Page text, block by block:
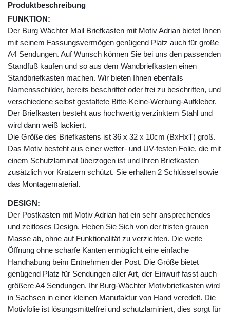
Produktbeschreibung
FUNKTION:
Der Burg Wächter Mail Briefkasten mit Motiv Adrian bietet Ihnen
mit seinem Fassungsvermögen genügend Platz auch für große
A4 Sendungen. Auf Wunsch können Sie bei uns den passenden
Standfuß kaufen und so aus dem Wandbriefkasten einen
Standbriefkasten machen. Wir bieten Ihnen ebenfalls
Namensschilder, bereits beschriftet oder frei zu beschriften, und
verschiedene selbst gestaltete Bitte-Keine-Werbung-Aufkleber.
Der Briefkasten besteht aus hochwertig verzinktem Stahl und
wird dann weiß lackiert.
Die Größe des Briefkastens ist 36 x 32 x 10cm (BxHxT) groß.
Das Motiv besteht aus einer wetter- und UV-festen Folie, die mit
einem Schutzlaminat überzogen ist und Ihren Briefkasten
zusätzlich vor Kratzern schützt. Sie erhalten 2 Schlüssel sowie
das Montagematerial.
DESIGN:
Der Postkasten mit Motiv Adrian hat ein sehr ansprechendes
und zeitloses Design. Heben Sie Sich von der tristen grauen
Masse ab, ohne auf Funktionalität zu verzichten. Die weite
Öffnung ohne scharfe Kanten ermöglicht eine einfache
Handhabung beim Entnehmen der Post. Die Größe bietet
genügend Platz für Sendungen aller Art, der Einwurf fasst auch
größere A4 Sendungen. Ihr Burg-Wächter Motivbriefkasten wird
in Sachsen in einer kleinen Manufaktur von Hand veredelt. Die
Motivfolie ist lösungsmittelfrei und schutzlaminiert, dies sorgt für